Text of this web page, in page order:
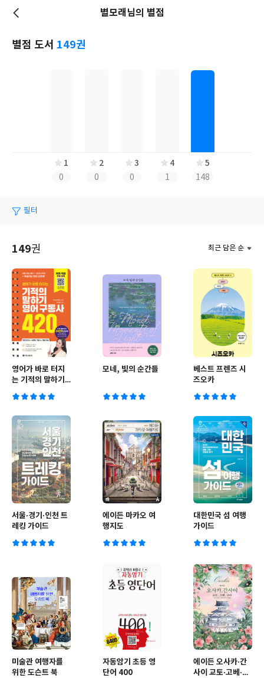
별모래님의 별점
별점 도서 149권
1
0
2
0
3
0
4
1
5
148
필터
최근 담은 순
149권
영어가 바로 터지
는 기적의 말하기
모네, 빛의 순간들
베스트 프렌즈 시
즈오카
서울·경기·인천 트
레킹 가이드
에이든 마카오 여
행지도
대한민국 섬 여행
가이드
미술관 여행자를
위한 도슨트 북
자동암기 초등 영
단어 400
에이든 오사카·간
사이 교토·고베·나